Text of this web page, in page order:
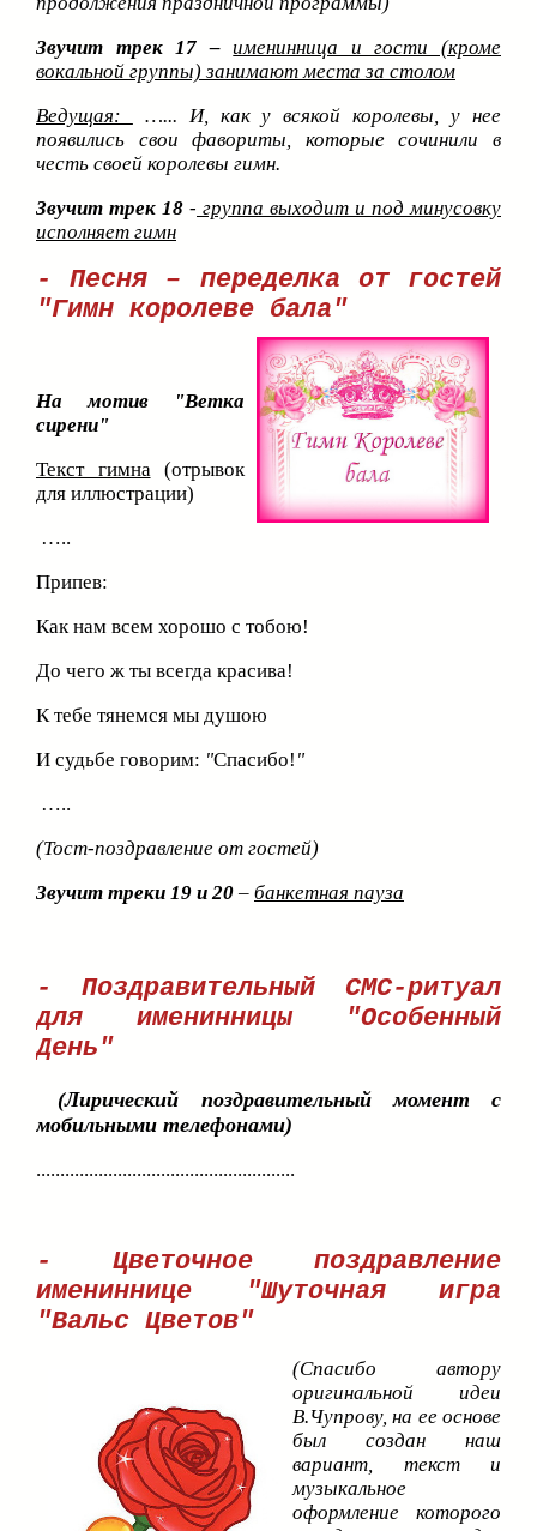
Звучит трек 17 –именинница и гости (кроме
вокальной группы) занимают места за столом
Ведущая:
…... И, как у всякой королевы, у нее
появились свои фавориты, которые сочинили в
честь своей королевы гимн.
Звучит трек 18 - группа выходит и под минусовку
исполняет гимн
- Песня – переделка от гостей
"Гимн королеве бала"
На мотив "Ветка
сирени"
Текст гимна(отрывок
для иллюстрации)
…..
Припев:
Как нам всем хорошо с тобою!
До чего ж ты всегда красива!
К тебе тянемся мы душою
И судьбе говорим: "Спасибо! "
…..
(Тост-поздравление от гостей)
Звучит треки 19 и 20 – банкетная пауза
- Поздравительный СМС-ритуал
для именинницы "Особенный
День"
(Лирический поздравительный момент с
мобильными телефонами)
......................................................
- Цветочное поздравление
имениннице "Шуточная игра
"Вальс Цветов"
(Спасибо автору
оригинальной идеи
В.Чупрову, на ее основе
был создан наш
вариант, текст и
музыкальное
оформление которого